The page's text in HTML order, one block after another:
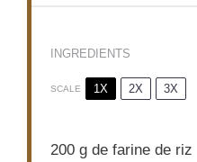
INGREDIENTS
SCALE 1X 2X 3X
200 g de farine de riz